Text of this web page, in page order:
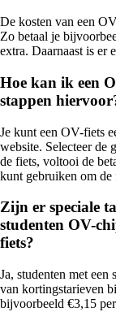
De kosten van een
Zo betaal je
extra. Daarnaast is er
Hoe kan ik een
stappen
Je kunt een OV-fiets
website. Selecteer de
de fiets, voltooi de
kunt gebruiken om de
Zijn er speciale
studenten OV-
fiets?
Ja, studenten met
van kortingstarieven
bijvoorbeeld €3,15